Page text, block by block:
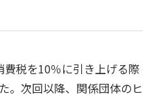
税を10％に引き上げる際
。次回以降、関係団体のヒ